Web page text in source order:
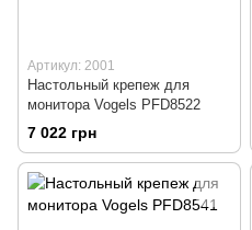
Артикул: 2001
Настольный крепеж для
монитора Vogels PFD8522
7 022 грн